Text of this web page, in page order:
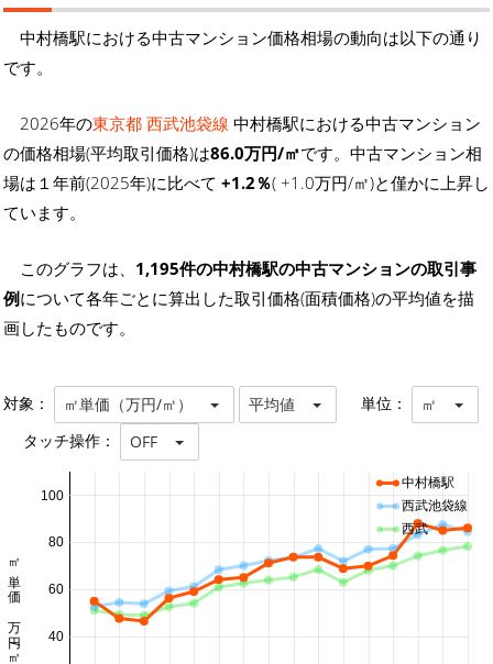
中村橋駅における中古マンション価格相場の動向は以下の通り
です。
2026年の東京都 西武池袋線 中村橋駅における中古マンション
の価格相場(平均取引価格)は86.0万円/㎡です。中古マンション相
場は１年前(2025年)に比べて +1.2％( +1.0万円/㎡)と僅かに上昇し
ています。
このグラフは、 1,195件の中村橋駅の中古マンションの取引事
例について各年ごとに算出した取引価格(面積価格)の平均値を描
画したものです。
対象： ㎡単価（万円/㎡） 平均値 単位： ㎡
タッチ操作： OFF
40
60
80
100
㎡単価 万円/㎡
中村橋駅
西武池袋線
西武